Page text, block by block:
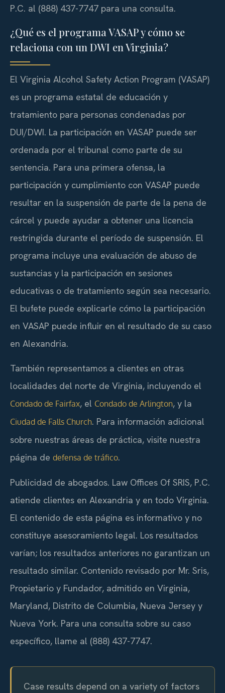
P.C. al (888) 437-7747 para una consulta.
¿Qué es el programa VASAP y cómo se
relaciona con un DWI en Virginia?
El Virginia Alcohol Safety Action Program (VASAP)
es un programa estatal de educación y
tratamiento para personas condenadas por
DUI/DWI. La participación en VASAP puede ser
ordenada por el tribunal como parte de su
sentencia. Para una primera ofensa, la
participación y cumplimiento con VASAP puede
resultar en la suspensión de parte de la pena de
cárcel y puede ayudar a obtener una licencia
restringida durante el período de suspensión. El
programa incluye una evaluación de abuso de
sustancias y la participación en sesiones
educativas o de tratamiento según sea necesario.
El bufete puede explicarle cómo la participación
en VASAP puede influir en el resultado de su caso
en Alexandria.
También representamos a clientes en otras
localidades del norte de Virginia, incluyendo el
Condado de Fairfax, el Condado de Arlington, y la
Ciudad de Falls Church. Para información adicional
sobre nuestras áreas de práctica, visite nuestra
página de defensa de tráfico.
Publicidad de abogados. Law Offices Of SRIS, P.C.
atiende clientes en Alexandria y en todo Virginia.
El contenido de esta página es informativo y no
constituye asesoramiento legal. Los resultados
varían; los resultados anteriores no garantizan un
resultado similar. Contenido revisado por Mr. Sris,
Propietario y Fundador, admitido en Virginia,
Maryland, Distrito de Columbia, Nueva Jersey y
Nueva York. Para una consulta sobre su caso
específico, llame al (888) 437-7747.
Case results depend on a variety of factors